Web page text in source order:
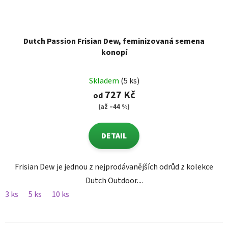
Dutch Passion Frisian Dew, feminizovaná semena
konopí
Skladem (5 ks)
od727 Kč
(až –44 %)
DETAIL
Frisian Dew je jednou z nejprodávanějších odrůd z kolekce
Dutch Outdoor....
3 ks
5 ks 10 ks